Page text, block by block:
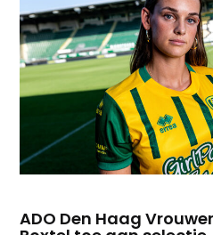
ADO Den Haag